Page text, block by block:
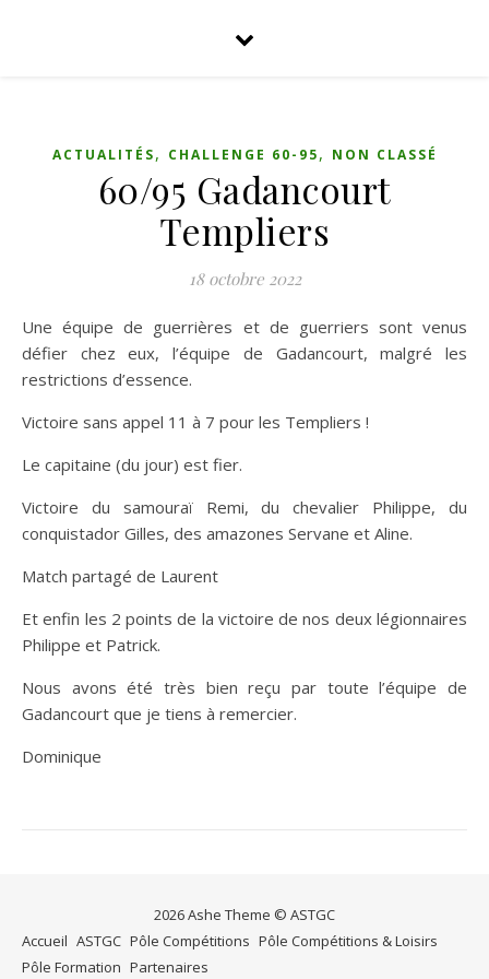
ACTUALITÉS, CHALLENGE 60-95, NON CLASSÉ
60/95 Gadancourt
Templiers
18 octobre 2022
Une équipe de guerrières et de guerriers sont venus
défier chez eux, l’équipe de Gadancourt, malgré les
restrictions d’essence.
Victoire sans appel 11 à 7 pour les Templiers !
Le capitaine (du jour) est fier.
Victoire du samouraï Remi, du chevalier Philippe, du
conquistador Gilles, des amazones Servane et Aline.
Match partagé de Laurent
Et enfin les 2 points de la victoire de nos deux légionnaires
Philippe et Patrick.
Nous avons été très bien reçu par toute l’équipe de
Gadancourt que je tiens à remercier.
Dominique
2026 Ashe Theme © ASTGC
Accueil ASTGC Pôle Compétitions Pôle Compétitions & Loisirs
Pôle Formation Partenaires